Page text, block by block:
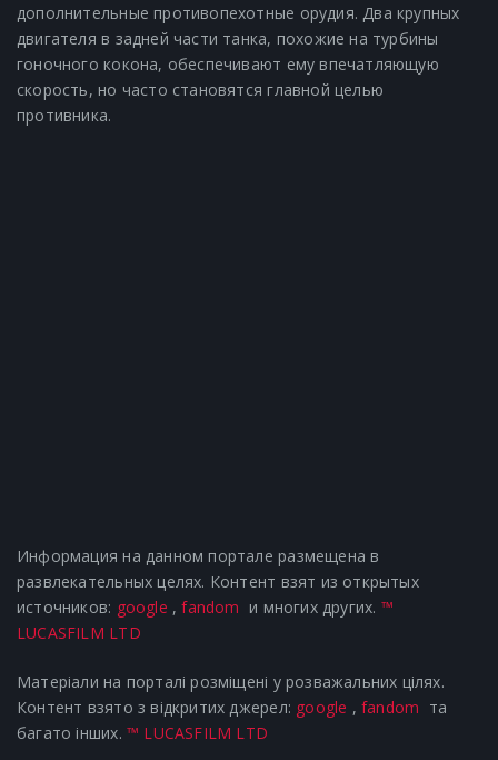
дополнительные противопехотные орудия. Два крупных
двигателя в задней части танка, похожие на турбины
гоночного кокона, обеспечивают ему впечатляющую
скорость, но часто становятся главной целью
противника.
Информация на данном портале размещена в
развлекательных целях. Контент взят из открытых
источников: google ,fandom и многих других. ™
LUCASFILM LTD
Матеріали на порталі розміщені у розважальних цілях.
Контент взято з відкритих джерел: google ,fandom та
багато інших. ™ LUCASFILM LTD